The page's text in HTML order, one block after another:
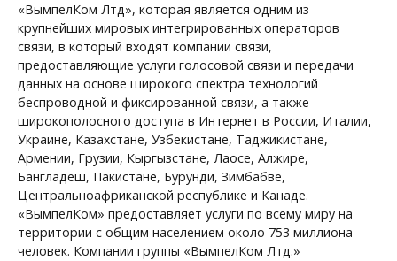
«ВымпелКом Лтд», которая является одним из
крупнейших мировых интегрированных операторов
связи, в который входят компании связи,
предоставляющие услуги голосовой связи и передачи
данных на основе широкого спектра технологий
беспроводной и фиксированной связи, а также
широкополосного доступа в Интернет в России, Италии,
Украине, Казахстане, Узбекистане, Таджикистане,
Армении, Грузии, Кыргызстане, Лаосе, Алжире,
Бангладеш, Пакистане, Бурунди, Зимбабве,
Центральноафриканской республике и Канаде.
«ВымпелКом» предоставляет услуги по всему миру на
территории с общим населением около 753 миллиона
человек. Компании группы «ВымпелКом Лтд.»